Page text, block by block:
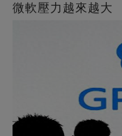
微軟壓力越來越大